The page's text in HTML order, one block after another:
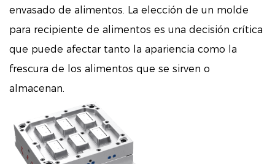
envasado de alimentos. La elección de un molde
para recipiente de alimentos es una decisión crítica
que puede afectar tanto la apariencia como la
frescura de los alimentos que se sirven o
almacenan.